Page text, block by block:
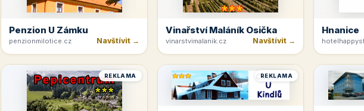
Penzion U Zámku
penzionmilotice.cz Navštívit →
Vinařství Maláník Osička
vinarstvimalanik.cz Navštívit →
Hnanice
REKLAMA REKLAMA